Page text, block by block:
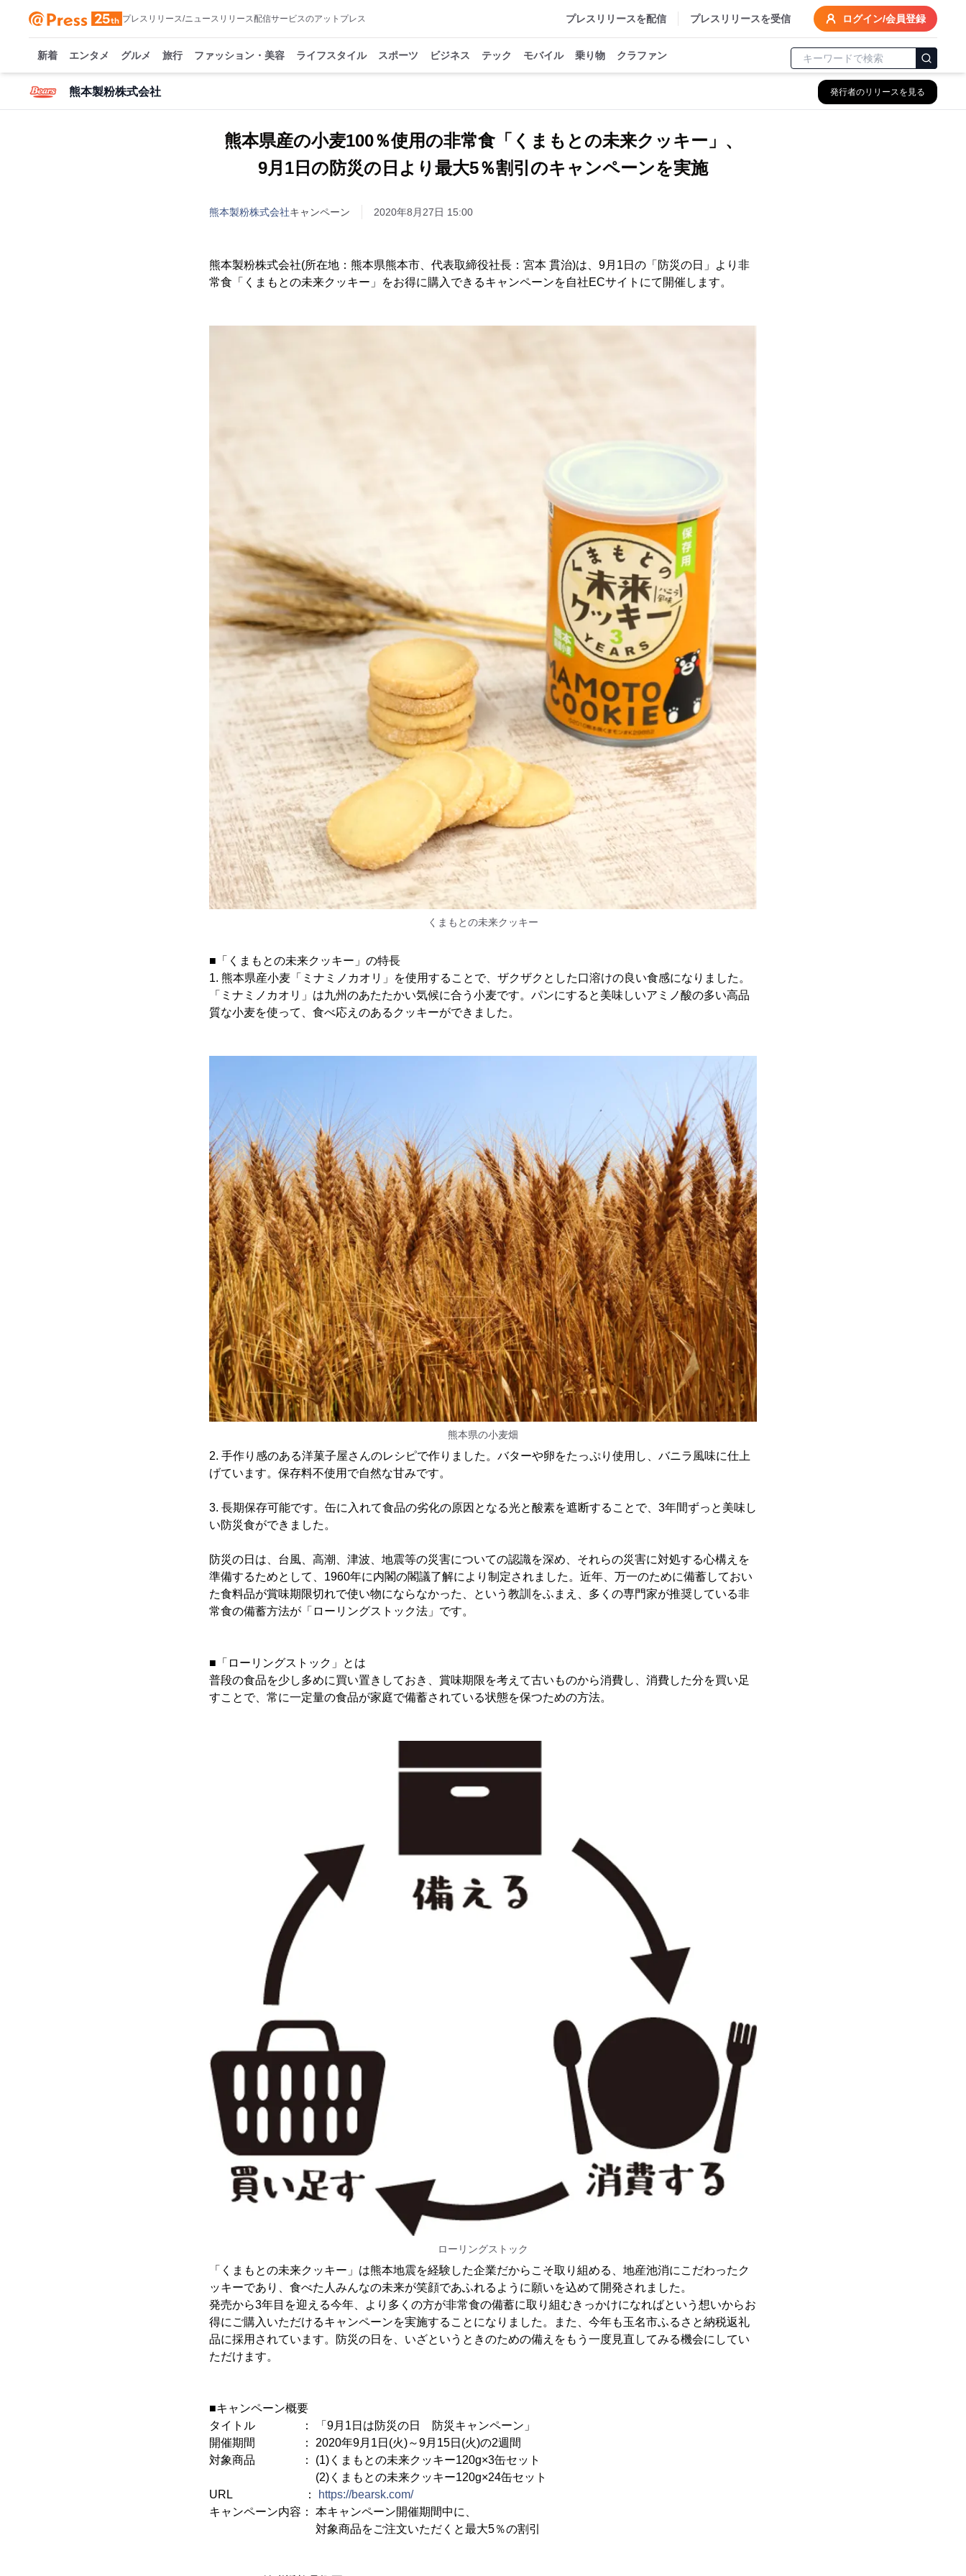
プレスリリース/ニュースリリース配信サービスのアットプレス プレスリリースを配信 プレスリリースを受信 ログイン/会員登録
新着 エンタメ グルメ 旅行 ファッション・美容 ライフスタイル スポーツ ビジネス テック モバイル 乗り物 クラファン
熊本製粉株式会社 発行者のリリースを見る
熊本県産の小麦100％使用の非常食「くまもとの未来クッキー」、
9月1日の防災の日より最大5％割引のキャンペーンを実施
熊本製粉株式会社キャンペーン 2020年8月27日 15:00
熊本製粉株式会社(所在地：熊本県熊本市、代表取締役社長：宮本 貫治)は、9月1日の「防災の日」より非
常食「くまもとの未来クッキー」をお得に購入できるキャンペーンを自社ECサイトにて開催します。
くまもとの未来クッキー
■「くまもとの未来クッキー」の特長
1. 熊本県産小麦「ミナミノカオリ」を使用することで、ザクザクとした口溶けの良い食感になりました。
「ミナミノカオリ」は九州のあたたかい気候に合う小麦です。パンにすると美味しいアミノ酸の多い高品
質な小麦を使って、食べ応えのあるクッキーができました。
熊本県の小麦畑
2. 手作り感のある洋菓子屋さんのレシピで作りました。バターや卵をたっぷり使用し、バニラ風味に仕上
げています。保存料不使用で自然な甘みです。
3. 長期保存可能です。缶に入れて食品の劣化の原因となる光と酸素を遮断することで、3年間ずっと美味し
い防災食ができました。
防災の日は、台風、高潮、津波、地震等の災害についての認識を深め、それらの災害に対処する心構えを
準備するためとして、1960年に内閣の閣議了解により制定されました。近年、万一のために備蓄しておい
た食料品が賞味期限切れで使い物にならなかった、という教訓をふまえ、多くの専門家が推奨している非
常食の備蓄方法が「ローリングストック法」です。
■「ローリングストック」とは
普段の食品を少し多めに買い置きしておき、賞味期限を考えて古いものから消費し、消費した分を買い足
すことで、常に一定量の食品が家庭で備蓄されている状態を保つための方法。
ローリングストック
「くまもとの未来クッキー」は熊本地震を経験した企業だからこそ取り組める、地産池消にこだわったク
ッキーであり、食べた人みんなの未来が笑顔であふれるように願いを込めて開発されました。
発売から3年目を迎える今年、より多くの方が非常食の備蓄に取り組むきっかけになればという想いからお
得にご購入いただけるキャンペーンを実施することになりました。また、今年も玉名市ふるさと納税返礼
品に採用されています。防災の日を、いざというときのための備えをもう一度見直してみる機会にしてい
ただけます。
■キャンペーン概要
タイトル ： 「9月1日は防災の日 防災キャンペーン」
開催期間 ： 2020年9月1日(火)～9月15日(火)の2週間
対象商品 ： (1)くまもとの未来クッキー120g×3缶セット
(2)くまもとの未来クッキー120g×24缶セット
URL ：
https://bearsk.com/
キャンペーン内容： 本キャンペーン開催期間中に、
対象商品をご注文いただくと最大5％の割引